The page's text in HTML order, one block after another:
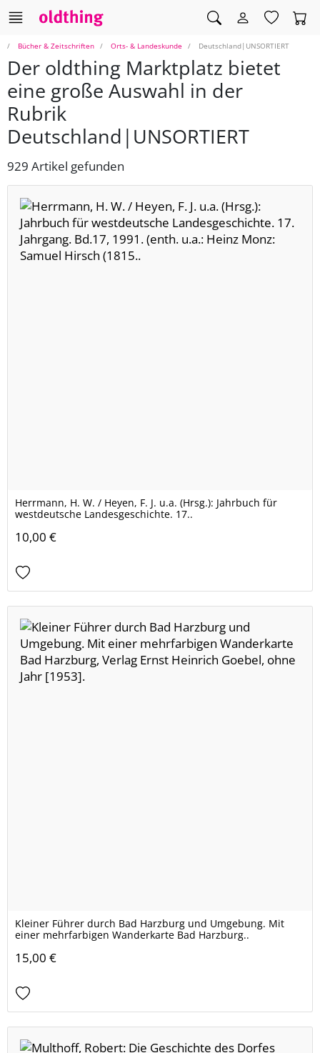
Bücher & Zeitschriften Orts- & Landeskunde Deutschland|UNSORTIERT
Der oldthing Marktplatz bietet
eine große Auswahl in der
Rubrik
Deutschland|UNSORTIERT
929 Artikel gefunden
Herrmann, H. W. / Heyen, F. J. u.a. (Hrsg.): Jahrbuch für
westdeutsche Landesgeschichte. 17..
10,00 €
Kleiner Führer durch Bad Harzburg und Umgebung. Mit
einer mehrfarbigen Wanderkarte Bad Harzburg..
15,00 €